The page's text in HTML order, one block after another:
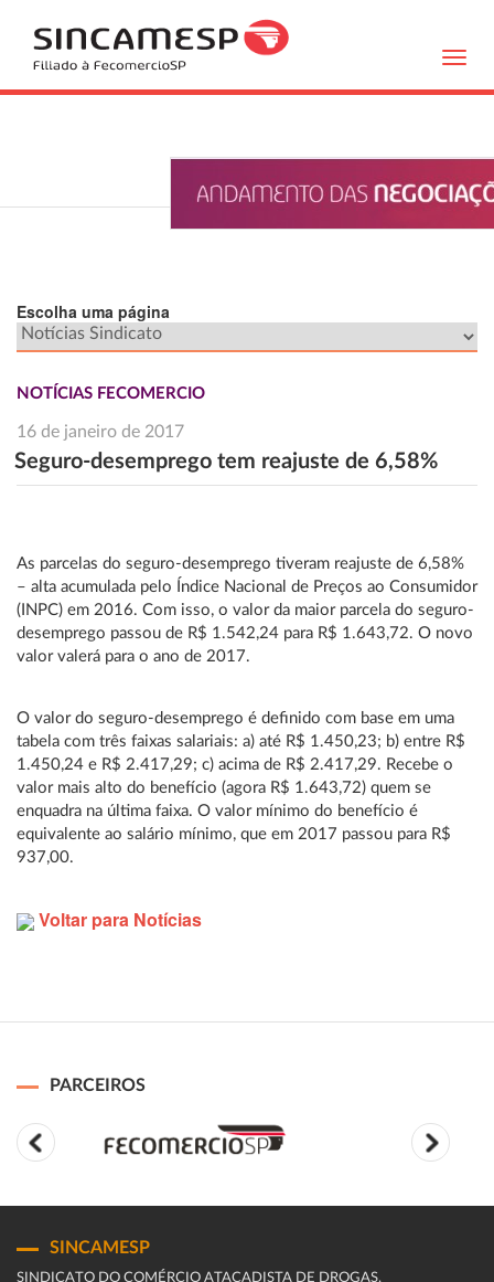
Escolha uma página
NOTÍCIAS FECOMERCIO
16 de janeiro de 2017
Seguro-desemprego tem reajuste de 6,58%
As parcelas do seguro-desemprego tiveram reajuste de 6,58%
– alta acumulada pelo Índice Nacional de Preços ao Consumidor
(INPC) em 2016. Com isso, o valor da maior parcela do seguro-
desemprego passou de R$ 1.542,24 para R$ 1.643,72. O novo
valor valerá para o ano de 2017.
O valor do seguro-desemprego é definido com base em uma
tabela com três faixas salariais: a) até R$ 1.450,23; b) entre R$
1.450,24 e R$ 2.417,29; c) acima de R$ 2.417,29. Recebe o
valor mais alto do benefício (agora R$ 1.643,72) quem se
enquadra na última faixa. O valor mínimo do benefício é
equivalente ao salário mínimo, que em 2017 passou para R$
937,00.
Voltar para Notícias
PARCEIROS
SINCAMESP
SINDICATO DO COMÉRCIO ATACADISTA DE DROGAS,